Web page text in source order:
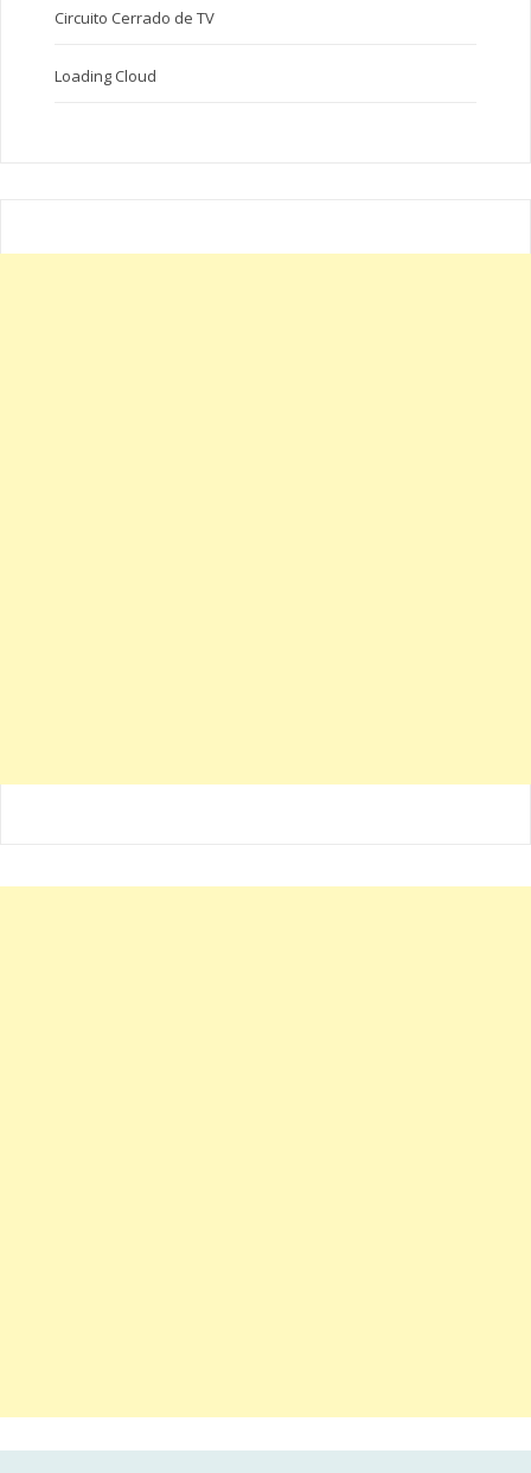
Circuito Cerrado de TV
Loading Cloud